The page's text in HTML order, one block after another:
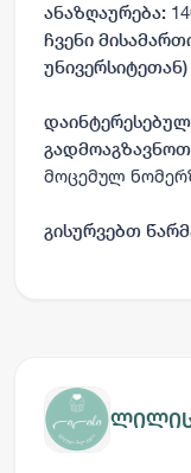
ანაზღაურება: 14
ჩვენი
უნივერსიტეთან)
დაინტერესებულ
გადმოაგზავნოთ
მოცემულ
გისურვებთ